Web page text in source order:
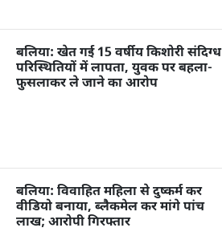
बलिया: खेत गई 15 वर्षीय किशोरी संदिग्ध
परिस्थितियों में लापता, युवक पर बहला-
फुसलाकर ले जाने का आरोप
बलिया: विवाहित महिला से दुष्कर्म कर
वीडियो बनाया, ब्लैकमेल कर मांगे पांच
लाख; आरोपी गिरफ्तार